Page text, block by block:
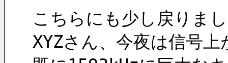
こちらにも少し戻りま
XYZさん、今夜は信号